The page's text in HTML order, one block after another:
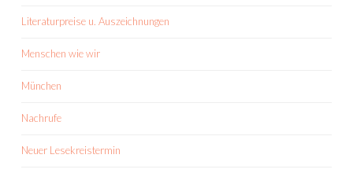
Literaturpreise u. Auszeichnungen
Menschen wie wir
München
Nachrufe
Neuer Lesekreistermin